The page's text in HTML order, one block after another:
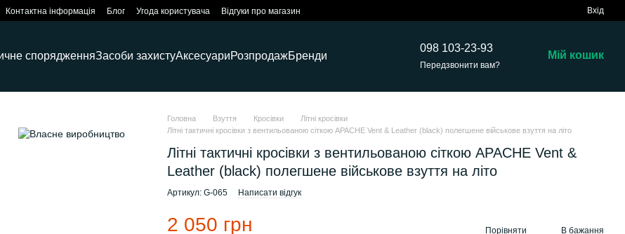
Контактна інформація Блог Угода користувача Відгуки про магазин Вхід
спорядженняЗасоби захистуАксесуариРозпродажБренди
098 103-23-93
Передзвонити вам?
Мій кошик
Головна Взуття Кросівки
Літні кросівки
Літні тактичні кросівки з вентильованою сіткою APACHE Vent & Leather (black) полегшене військове взуття на літо
Літні тактичні кросівки з вентильованою сіткою APACHE Vent &
Leather (black) полегшене військове взуття на літо
Артикул: G-065 Написати відгук
2 050 грн Порівняти В бажання